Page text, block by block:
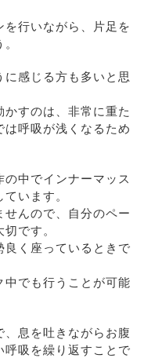
行いながら、片足を
感じる方も多いと思
すのは、非常に重た
は呼吸が浅くなるため
中でインナーマッス
います。
んので、自分のペー
です。
良く座っているときで
でも行うことが可能
息を吐きながらお腹
呼吸を繰り返すことで